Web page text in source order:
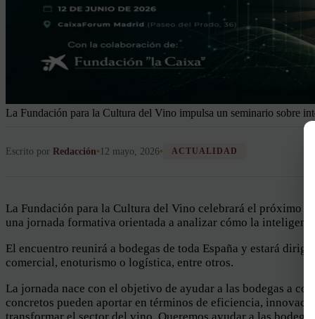
La Fundación para la Cultura del Vino impulsa un seminario sobre
Escrito por Redacción• 12 mayo, 2026• ACTUALIDAD
La Fundación para la Cultura del Vino celebrará el próximo
una jornada formativa orientada a analizar cómo la
El encuentro reunirá a bodegas de toda España y estará
comercial, enoturismo o logística, entre otros.
La jornada nace con el objetivo de ayudar a las bodegas a
concretos pueden aportar en términos de eficiencia,
transformar el sector del vino. Queremos ayudar a las